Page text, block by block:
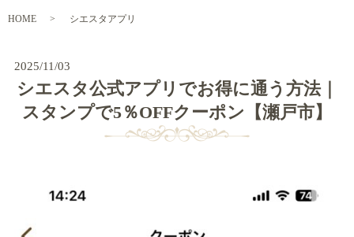
HOME シエスタアプリ
2025/11/03
シエスタ公式アプリでお得に通う方法｜
スタンプで5％OFFクーポン【瀬戸市】